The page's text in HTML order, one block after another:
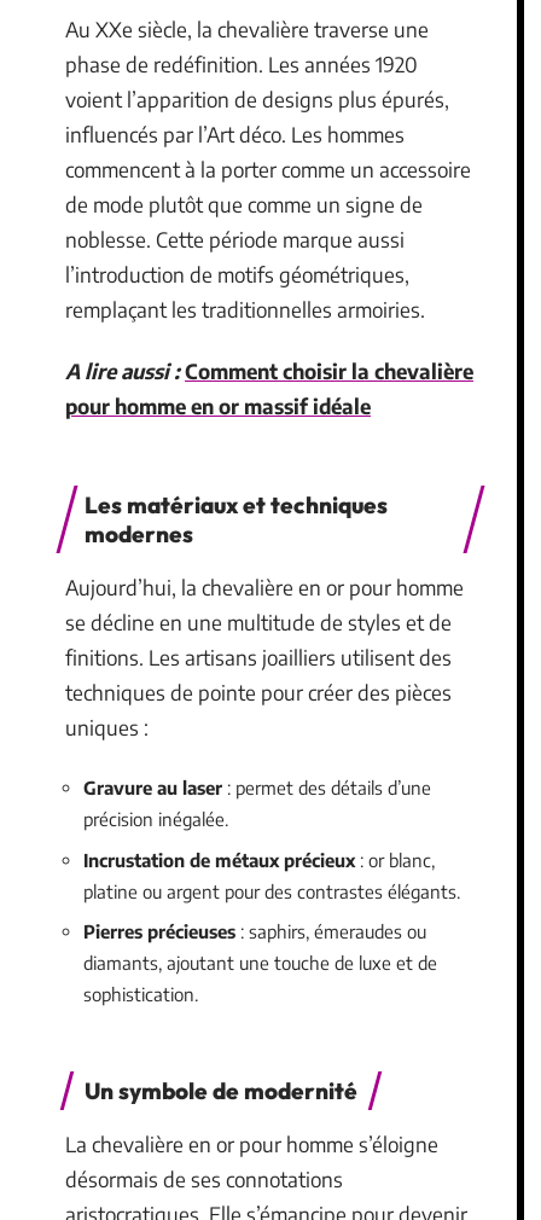
Au XXe siècle, la chevalière traverse une
phase de redéfinition. Les années 1920
voient l’apparition de designs plus épurés,
influencés par l’Art déco. Les hommes
commencent à la porter comme un accessoire
de mode plutôt que comme un signe de
noblesse. Cette période marque aussi
l’introduction de motifs géométriques,
remplaçant les traditionnelles armoiries.
A lire aussi :Comment choisir la chevalière
pour homme en or massif idéale
Les matériaux et techniques
modernes
Aujourd’hui, la chevalière en or pour homme
se décline en une multitude de styles et de
finitions. Les artisans joailliers utilisent des
techniques de pointe pour créer des pièces
uniques :
Gravure au laser : permet des détails d’une
précision inégalée.
Incrustation de métaux précieux : or blanc,
platine ou argent pour des contrastes élégants.
Pierres précieuses : saphirs, émeraudes ou
diamants, ajoutant une touche de luxe et de
sophistication.
Un symbole de modernité
La chevalière en or pour homme s’éloigne
désormais de ses connotations
aristocratiques. Elle s’émancipe pour devenir